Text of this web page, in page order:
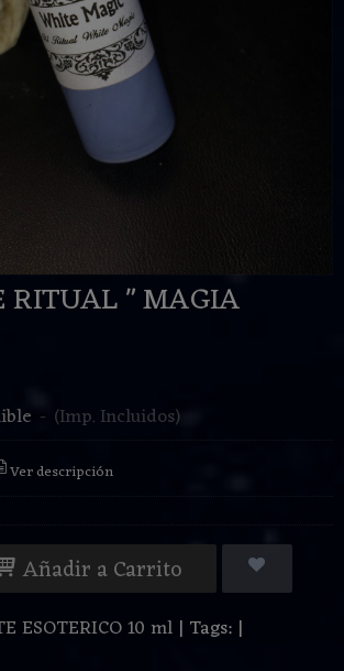
RITUAL " MAGIA
- (Imp. Incluidos)
Ver descripción
Añadir a Carrito
ESOTERICO 10 ml | Tags: |